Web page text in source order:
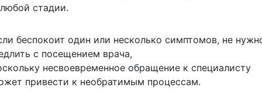
любой стадии.
беспокоит один или несколько симптомов, не
с посещением врача,
несвоевременное обращение к специалисту
привести к необратимым процессам.